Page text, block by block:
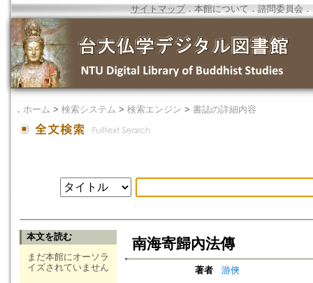
サイトマップ．本館について ． 諮問委員会 ．
． ホーム > 検索システム > 検索エンジン > 書誌の詳細内容
本文を読む
まだ本館にオーソラ
イズされていません
南海寄歸內法傳
著者
游俠